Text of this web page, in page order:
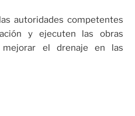
autoridades competentes
y ejecuten las obras
mejorar el drenaje en las